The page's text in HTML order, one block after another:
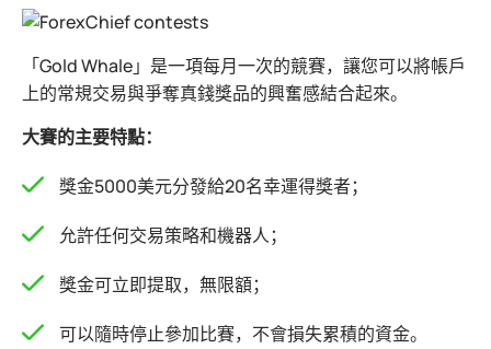
「Gold Whale」是一項每月一次的競賽，讓您可以將帳戶
上的常規交易與爭奪真錢獎品的興奮感結合起來。
大賽的主要特點：
獎金5000美元分發給20名幸運得獎者；
允許任何交易策略和機器人；
獎金可立即提取，無限額；
可以隨時停止參加比賽，不會損失累積的資金。